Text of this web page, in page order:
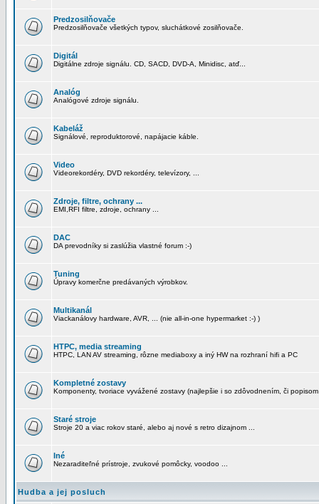
Predzosilňovače
Predzosilňovače všetkých typov, sluchátkové zosilňovače.
Digitál
Digitálne zdroje signálu. CD, SACD, DVD-A, Minidisc, atď...
Analóg
Analógové zdroje signálu.
Kabeláž
Signálové, reproduktorové, napájacie káble.
Video
Videorekordéry, DVD rekordéry, televízory, ...
Zdroje, filtre, ochrany ...
EMI,RFI filtre, zdroje, ochrany ...
DAC
DA prevodníky si zaslúžia vlastné forum :-)
Tuning
Úpravy komerčne predávaných výrobkov.
Multikanál
Viackanálovy hardware, AVR, ... (nie all-in-one hypermarket :-) )
HTPC, media streaming
HTPC, LAN AV streaming, rôzne mediaboxy a iný HW na rozhraní hifi a PC
Kompletné zostavy
Komponenty, tvoriace vyvážené zostavy (najlepšie i so zdôvodnením, či
Staré stroje
Stroje 20 a viac rokov staré, alebo aj nové s retro dizajnom ...
Iné
Nezaraditeľné prístroje, zvukové pomôcky, voodoo ...
Hudba a jej posluch